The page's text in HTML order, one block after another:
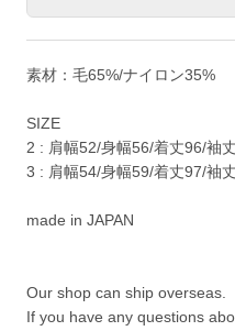
素材：毛65%/ナイロン35%
SIZE
2 : 肩幅52/身幅56/着丈96/袖
3 : 肩幅54/身幅59/着丈97/袖
made in JAPAN
Our shop can ship overseas.
If you have any questions